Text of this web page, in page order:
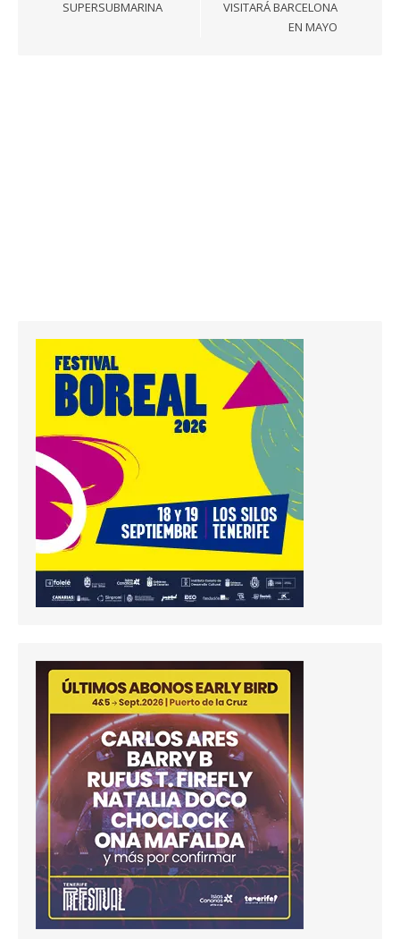
SUPERSUBMARINA
VISITARÁ BARCELONA
EN MAYO